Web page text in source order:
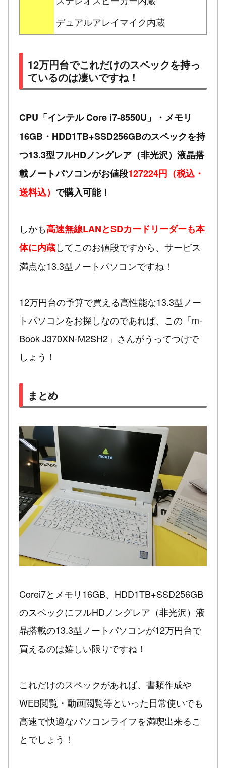
デュアルアレイマイク内蔵
12万円台でこれだけのスペックを持っ
ているのは凄いですね！
CPU「インテル Core i7-8550U」・メモリ
16GB・HDD1TB+SSD256GBのスペックを持
つ13.3型フルHDノングレア（非光沢）液晶搭
載ノートパソコンがお値段127224円（税込・
送料込） で購入可能！
しかも高速無線LANとSDカードリーダーも本
体に内蔵してこのお値段ですから、サービス
満点な13.3型ノートパソコンですね！
12万円台の予算で買える高性能な13.3型ノー
トパソコンをお探しなのであれば、この「m-
Book J370XN-M2SH2」さんがうってつけで
しょう！
まとめ
Corei7とメモリ16GB、HDD1TB+SSD256GB
のスペックにフルHDノングレア（非光沢）液
晶搭載の13.3型ノートパソコンが12万円台で
買えるのは嬉しい限りですね！
これだけのスペックがあれば、書類作成や
WEB閲覧・動画閲覧等といった日常使いでも
高速で快適なパソコンライフを満喫出来るこ
とでしょう！